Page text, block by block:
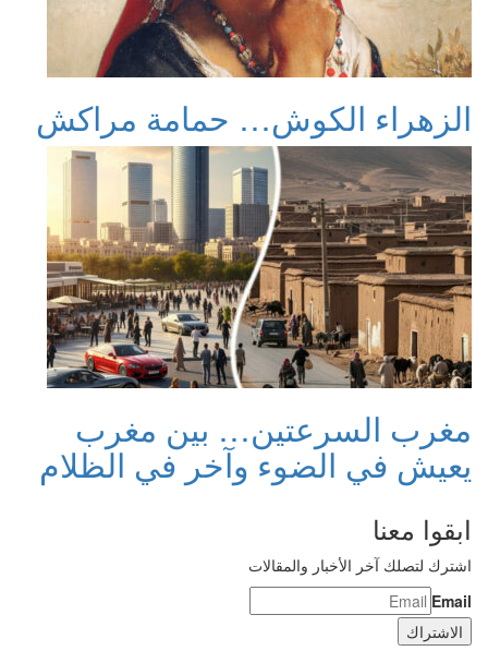
الزهراء الكوش… حمامة مراكش
مغرب السرعتين… بين مغرب
يعيش في الضوء وآخر في الظلام
ابقوا معنا
اشترك لتصلك آخر الأخبار والمقالات
Email